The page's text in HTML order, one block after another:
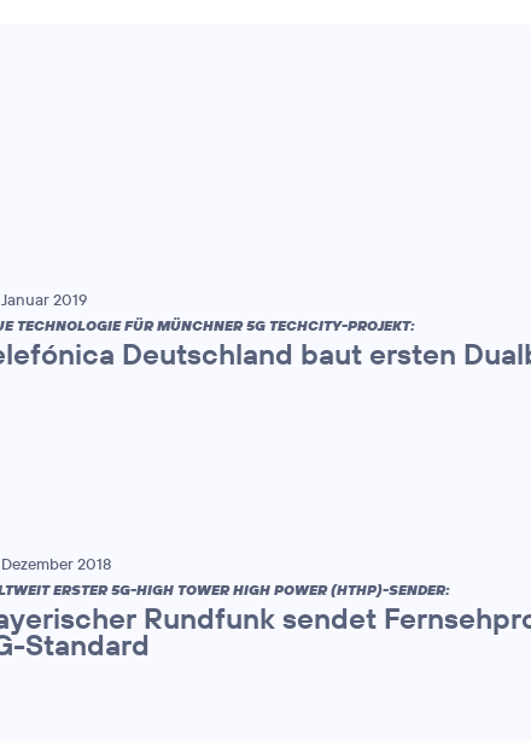
2019
TECHNOLOGIE FÜR MÜNCHNER 5G TECHCITY-PROJEKT:
Deutschland baut ersten
2018
ERSTER 5G-HIGH TOWER HIGH POWER (HTHP)-SENDER:
Rundfunk sendet
Standard